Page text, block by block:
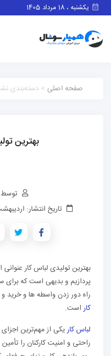
یکشنبه ، 18 مرداد 1405
صفحه اصلی > دسته‌بندی
بهترین
تاریخ انتشار: اردیبهشت 29,
بهترین تولیدی لباس کار
پردازیم و بدیهی است که
راه دور زدن واسطه ها و خرید
کاراست.
لباس کاریکی از مهم‌ترین
راحتی و امنیت کارکنان را